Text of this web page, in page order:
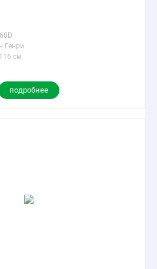
Генри
см
подробнее